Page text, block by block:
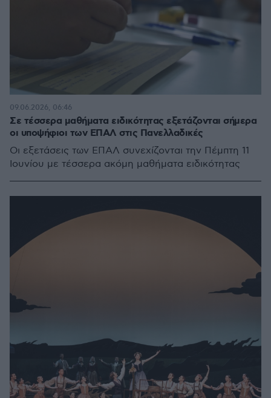
Σε τέσσερα μαθήματα ειδικότητας εξετάζονται σήμερα
οι υποψήφιοι των ΕΠΑΛ στις Πανελλαδικές
Οι εξετάσεις των ΕΠΑΛ συνεχίζονται την Πέμπτη 11
Ιουνίου με τέσσερα ακόμη μαθήματα ειδικότητας
09.06.2026, 06:46